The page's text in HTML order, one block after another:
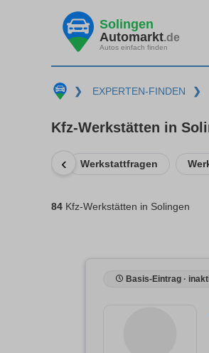
Solingen
Automarkt.de
Autos einfach finden
❯ EXPERTEN-FINDEN ❯
Kfz-Werkstätten in
‹ Werkstattfragen
84 Kfz-Werkstätten in Solingen
Basis-Eintrag ·